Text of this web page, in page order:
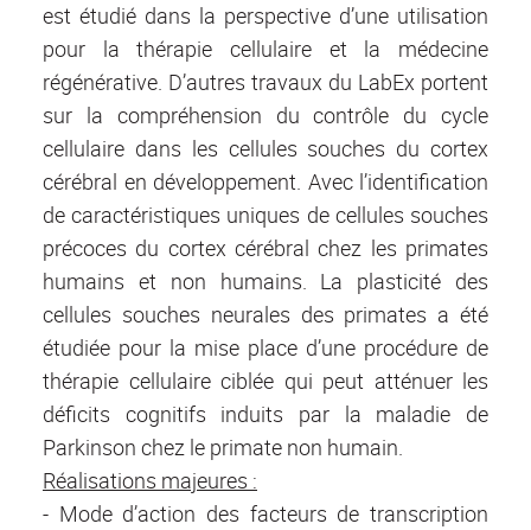
est étudié dans la perspective d’une utilisation
pour la thérapie cellulaire et la médecine
régénérative. D’autres travaux du LabEx portent
sur la compréhension du contrôle du cycle
cellulaire dans les cellules souches du cortex
cérébral en développement. Avec l’identification
de caractéristiques uniques de cellules souches
précoces du cortex cérébral chez les primates
humains et non humains. La plasticité des
cellules souches neurales des primates a été
étudiée pour la mise place d’une procédure de
thérapie cellulaire ciblée qui peut atténuer les
déficits cognitifs induits par la maladie de
Parkinson chez le primate non humain.
Réalisations majeures :
- Mode d’action des facteurs de transcription